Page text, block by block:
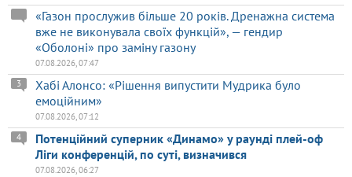
«Газон прослужив більше 20 років. Дренажна система
вже не виконувала своїх функцій», — гендир
«Оболоні» про заміну газону
07.08.2026, 07:47
Хабі Алонсо: «Рішення випустити Мудрика було
емоційним»
3
07.08.2026, 07:12
Потенційний суперник «Динамо» у раунді плей-оф
Ліги конференцій, по суті, визначився
4
07.08.2026, 06:27